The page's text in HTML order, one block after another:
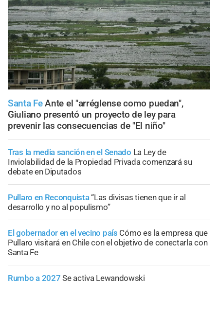
Santa Fe Ante el "arréglense como puedan",
Giuliano presentó un proyecto de ley para
prevenir las consecuencias de "El niño"
Tras la media sanción en el Senado La Ley de
Inviolabilidad de la Propiedad Privada comenzará su
debate en Diputados
Pullaro en Reconquista“Las divisas tienen que ir al
desarrollo y no al populismo”
El gobernador en el vecino país Cómo es la empresa que
Pullaro visitará en Chile con el objetivo de conectarla con
Santa Fe
Rumbo a 2027 Se activa Lewandowski